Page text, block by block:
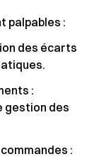
palpables :
des écarts
:
gestion des
: